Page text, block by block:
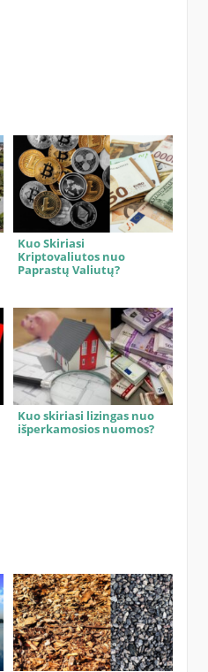
Kuo Skiriasi
Kriptovaliutos nuo
Paprastų Valiutų?
Kuo skiriasi lizingas nuo
išperkamosios nuomos?